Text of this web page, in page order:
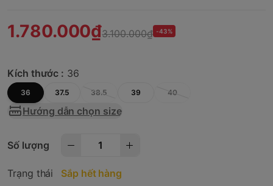
1.780.000₫3.100.000₫ -43%
Kích thước : 36
36 37.5 38.5 39 40
Hướng dẫn chọn size
Số lượng
Trạng thái Sắp hết hàng